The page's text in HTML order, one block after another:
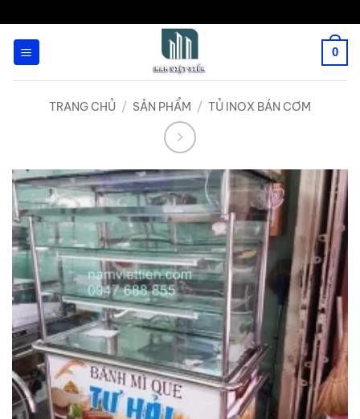
0
TRANG CHỦ / SẢN PHẨM / TỦ INOX BÁN CƠM